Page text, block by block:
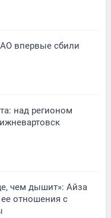
впервые сбили
над регионом
чем дышит»: Айза
ее отношения с